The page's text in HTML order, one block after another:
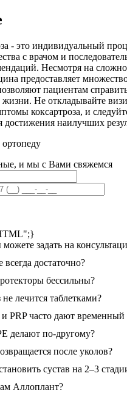
- это индивидуальный
с врачом и
Несмотря на
предоставляет
пациентам
жизни. Не откладывайте
коксартроза, и
достижения наилучших
ортопеду
и мы с Вами свяжемся
задать на
достаточно?
бессильны?
лечится таблетками?
PRP часто дают временный
делают по-другому?
после уколов?
сустав на 2–3
Аллоплант?